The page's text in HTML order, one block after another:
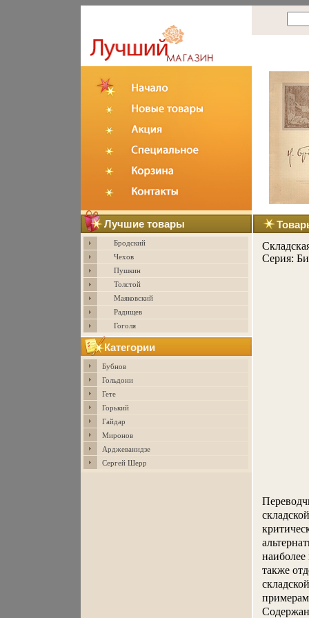
Лучшие товары
Бродский
Чехов
Пушкин
Толстой
Маяковский
Радищев
Гоголя
Категории
Бубнов
Гольдони
Гете
Горький
Гайдар
Миронов
Арджеванидзе
Сергей Шерр
Серия:
наиболее
также